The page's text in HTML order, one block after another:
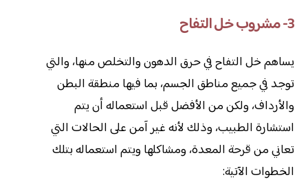
3- مشروب خل التفاح
يساهم خل التفاح في حرق الدهون والتخلص منها، والتي
توجد في جميع مناطق الجسم، بما فيها منطقة البطن
والأرداف، ولكن من الأفضل قبل استعماله أن يتم
استشارة الطبيب، وذلك لأنه غير آمن على الحالات التي
تعاني من قرحة المعدة، ومشاكلها ويتم استعماله بتلك
الخطوات الآتية: